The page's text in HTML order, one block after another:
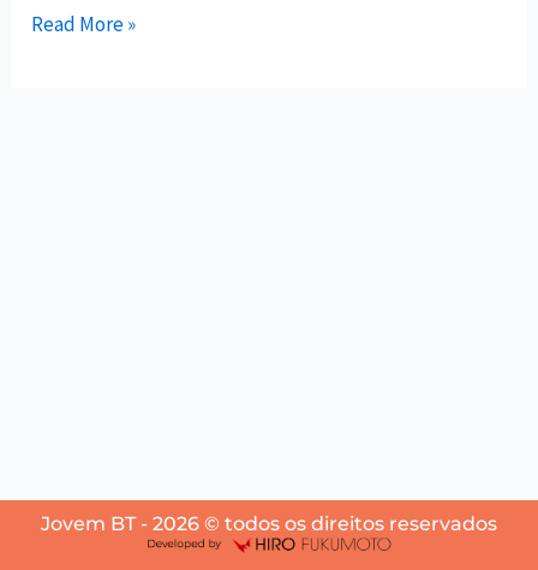
Read More »
Jovem BT - 2026 © todos os direitos reservados